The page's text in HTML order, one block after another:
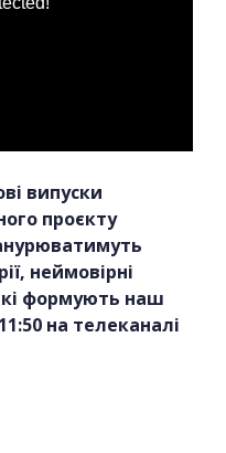
випуски
проєкту
неймовірні
формують наш
на телеканалі